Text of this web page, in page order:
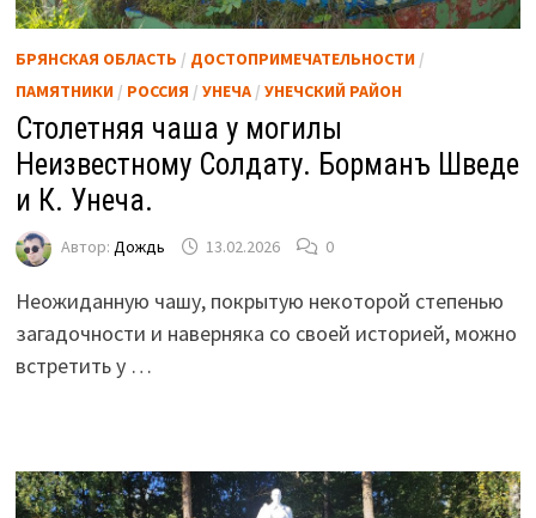
БРЯНСКАЯ ОБЛАСТЬ / ДОСТОПРИМЕЧАТЕЛЬНОСТИ/
ПАМЯТНИКИ/ РОССИЯ / УНЕЧА/ УНЕЧСКИЙ РАЙОН
Столетняя чаша у могилы
Неизвестному Солдату. Борманъ Шведе
и К. Унеча.
Автор: Дождь 13.02.2026 0
Неожиданную чашу, покрытую некоторой степенью
загадочности и наверняка со своей историей, можно
встретить у …